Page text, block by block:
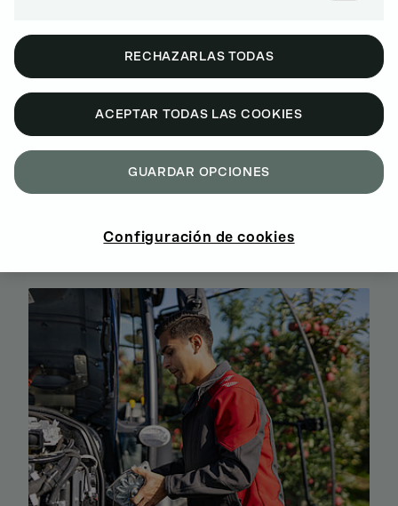
BUY GENUINE DEUTZ SPARE PARTS
SIGN UP AND SHOP NOW
RECHAZARLAS TODAS
ACEPTAR TODAS LAS COOKIES
GUARDAR OPCIONES
Configuración de cookies